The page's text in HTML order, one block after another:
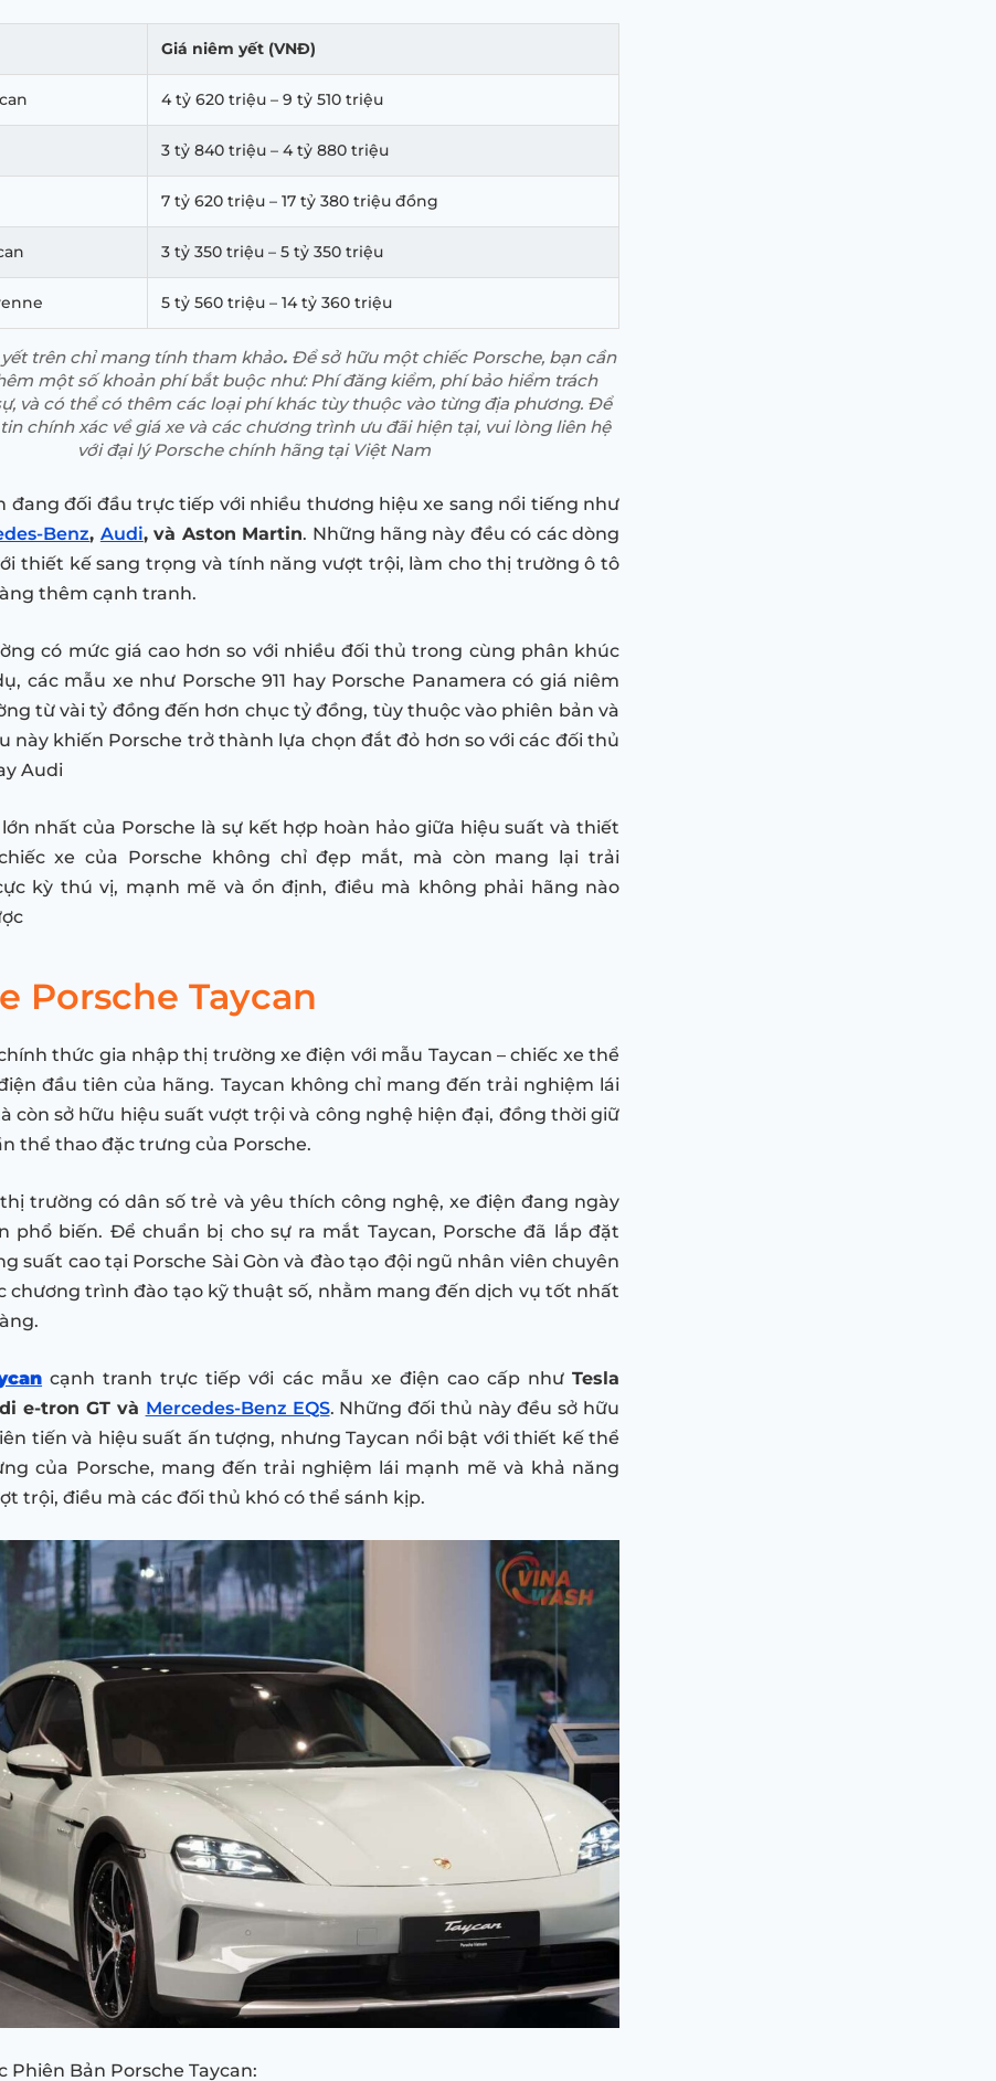
Giá niêm yết (VNĐ)
4 tỷ 620 triệu – 9 tỷ 510 triệu
3 tỷ 840 triệu – 4 tỷ 880 triệu
7 tỷ 620 triệu – 17 tỷ 380 triệu đồng
3 tỷ 350 triệu – 5 tỷ 350 triệu
5 tỷ 560 triệu – 14 tỷ 360 triệu
yết trên chỉ mang tính tham khảo. Để sở hữu một chiếc Porsche, bạn cần
một số khoản phí bắt buộc như: Phí đăng kiểm, phí bảo hiểm trách
và có thể có thêm các loại phí khác tùy thuộc vào từng địa phương. Để
chính xác về giá xe và các chương trình ưu đãi hiện tại, vui lòng liên hệ
với đại lý Porsche chính hãng tại Việt Nam
đang đối đầu trực tiếp với nhiều thương hiệu xe sang nổi tiếng như
Benz, Audi, và Aston Martin. Những hãng này đều có các dòng
thiết kế sang trọng và tính năng vượt trội, làm cho thị trường ô tô
thêm cạnh tranh.
có mức giá cao hơn so với nhiều đối thủ trong cùng phân khúc
các mẫu xe như Porsche 911 hay Porsche Panamera có giá niêm
từ vài tỷ đồng đến hơn chục tỷ đồng, tùy thuộc vào phiên bản và
này khiến Porsche trở thành lựa chọn đắt đỏ hơn so với các đối thủ
Audi
nhất của Porsche là sự kết hợp hoàn hảo giữa hiệu suất và thiết
xe của Porsche không chỉ đẹp mắt, mà còn mang lại trải
kỳ thú vị, mạnh mẽ và ổn định, điều mà không phải hãng nào
Porsche Taycan
thức gia nhập thị trường xe điện với mẫu Taycan – chiếc xe thể
đầu tiên của hãng. Taycan không chỉ mang đến trải nghiệm lái
còn sở hữu hiệu suất vượt trội và công nghệ hiện đại, đồng thời giữ
thể thao đặc trưng của Porsche.
trường có dân số trẻ và yêu thích công nghệ, xe điện đang ngày
phổ biến. Để chuẩn bị cho sự ra mắt Taycan, Porsche đã lắp đặt
suất cao tại Porsche Sài Gòn và đào tạo đội ngũ nhân viên chuyên
chương trình đào tạo kỹ thuật số, nhằm mang đến dịch vụ tốt nhất
cạnh tranh trực tiếp với các mẫu xe điện cao cấp nhưTesla
e-tron GT và Mercedes-Benz EQS. Những đối thủ này đều sở hữu
tiến và hiệu suất ấn tượng, nhưng Taycan nổi bật với thiết kế thể
của Porsche, mang đến trải nghiệm lái mạnh mẽ và khả năng
trội, điều mà các đối thủ khó có thể sánh kịp.
Phiên Bản Porsche Taycan: